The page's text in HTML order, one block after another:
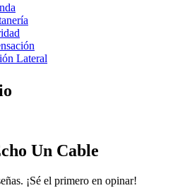
Lateral
Un Cable
¡Sé el primero en opinar!